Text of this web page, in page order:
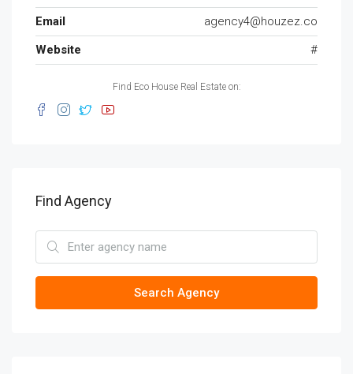
Email
agency4@houzez.co
Website
#
Find Eco House Real Estate on:
Find Agency
Search Agency